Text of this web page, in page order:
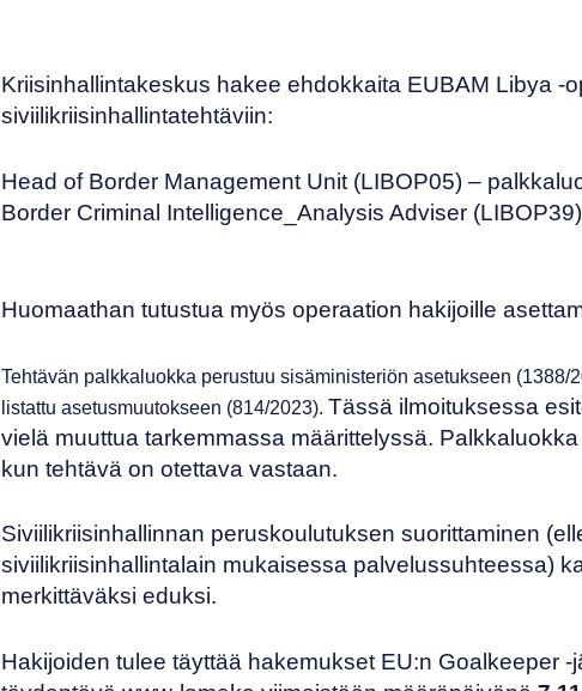
Kriisinhallintakeskus hakee ehdokkaita EUBAM Libya -
siviilikriisinhallintatehtäviin:
Head of Border Management Unit (LIBOP05) –
Border Criminal Intelligence_Analysis Adviser (LIBOP39)
Huomaathan tutustua myös operaation hakijoille
Tehtävän palkkaluokka perustuu sisäministeriön asetukseen (1388/
listattu asetusmuutokseen (814/2023).Tässä ilmoituksessa
vielä muuttua tarkemmassa määrittelyssä.
kun tehtävä on otettava vastaan.
Siviilikriisinhallinnan peruskoulutuksen suorittaminen
siviilikriisinhallintalain mukaisessa palvelussuhteessa)
merkittäväksi eduksi.
Hakijoiden tulee täyttää hakemukset EU:n Goalkeeper -